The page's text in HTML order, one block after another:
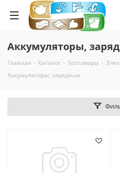
Аккумуляторы,
Главная - Каталог - Хозтовары -
Аккумуляторы, зарядные